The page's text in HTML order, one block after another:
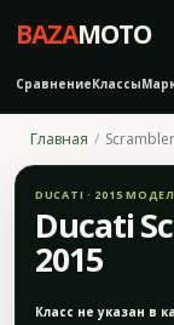
BAZAMOTO
СравнениеКлассы
Главная
DUCATI · 2015
Ducati
2015
Класс не указан в